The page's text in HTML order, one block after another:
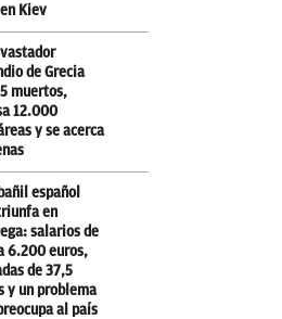
Kiev
de Grecia
muertos,
12.000
y se acerca
español
en
salarios de
6.200 euros,
de 37,5
y un problema
al país